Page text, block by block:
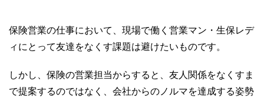
保険営業の仕事において、現場で働く営業マン・生保レデ
ィにとって友達をなくす課題は避けたいものです。
しかし、保険の営業担当からすると、友人関係をなくすま
で提案するのではなく、会社からのノルマを達成する姿勢